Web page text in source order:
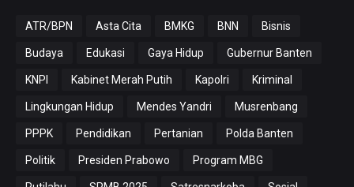
ATR/BPN Asta Cita BMKG BNN Bisnis
Budaya Edukasi Gaya Hidup Gubernur Banten
KNPI Kabinet Merah Putih Kapolri Kriminal
Lingkungan Hidup Mendes Yandri Musrenbang
PPPK Pendidikan Pertanian Polda Banten
Politik Presiden Prabowo Program MBG